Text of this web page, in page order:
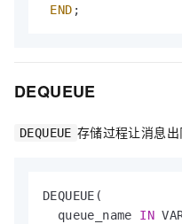
END ;
DEQUEUE
DEQUEUE 存储过程让消息出
DEQUEUE(
  queue_name
IN